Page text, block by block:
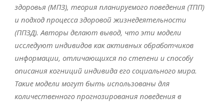
здоровья (МПЗ), теория планируемого поведения (ТПП)
и подход процесса здоровой жизнедеятельности
(ППЗД). Авторы делают вывод, что эти модели
исследуют индивидов как активных обработчиков
информации, отличающихся по степени и способу
описания когниций индивида его социального мира.
Такие модели могут быть использованы для
количественного прогнозирования поведения в